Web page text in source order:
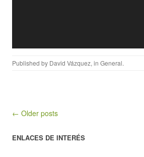
Published by David Vázquez, in General.
Post navigation
← Older posts
ENLACES DE INTERÉS